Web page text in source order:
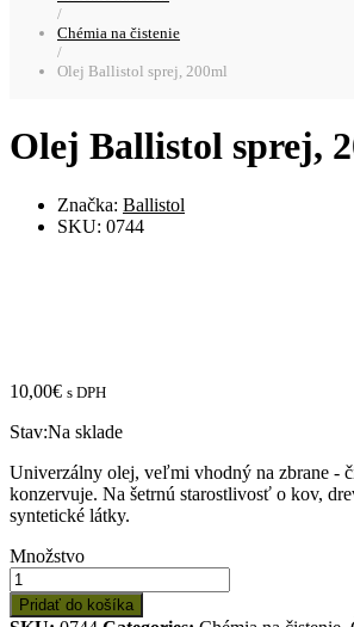
/
Chémia na čistenie
/
Olej Ballistol sprej, 200ml
Olej Ballistol sprej,
Značka: Ballistol
SKU: 0744
10,00€ s DPH
Stav:Na sklade
Univerzálny olej, veľmi vhodný na zbrane -
konzervuje. Na šetrnú starostlivosť o kov,
syntetické látky.
Množstvo:
Olej
Ballistol
sprej,
Množstvo
Pridať do košíka